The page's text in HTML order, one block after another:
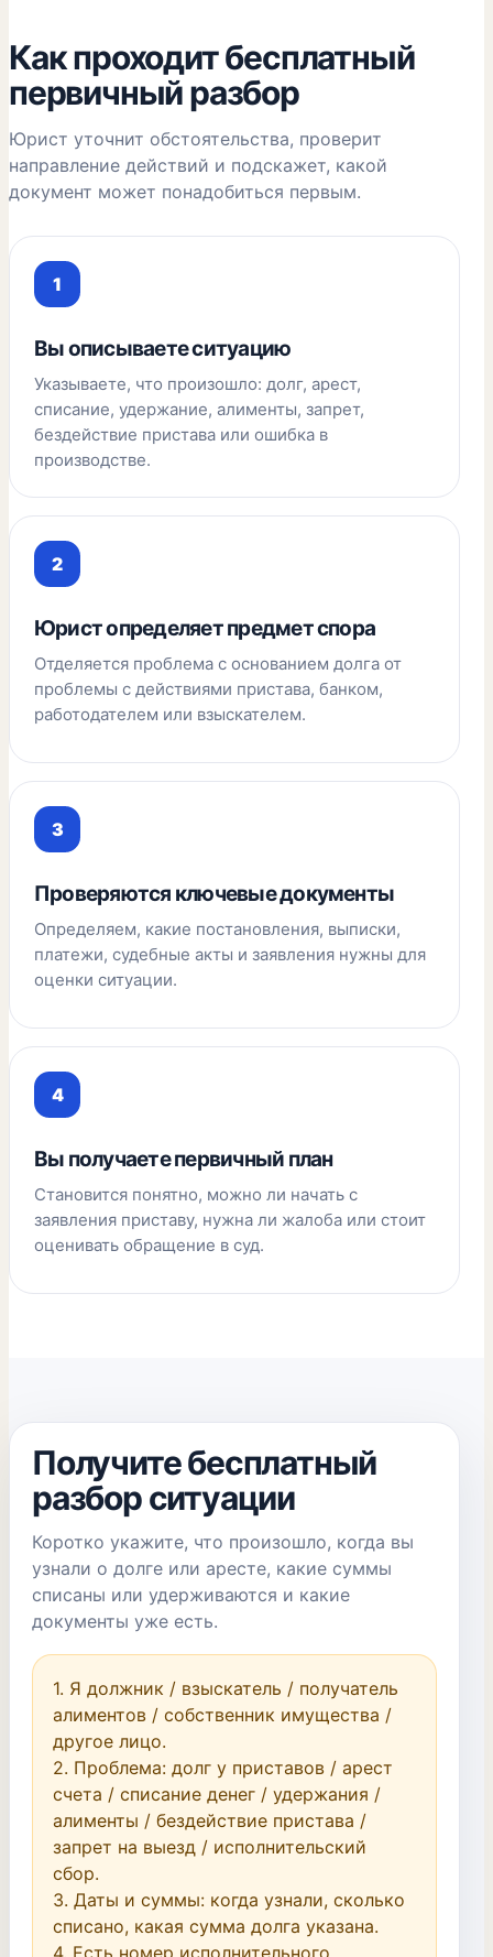
Как проходит бесплатный
первичный разбор
Юрист уточнит обстоятельства, проверит
направление действий и подскажет, какой
документ может понадобиться первым.
Вы описываете ситуацию
Указываете, что произошло: долг, арест,
списание, удержание, алименты, запрет,
бездействие пристава или ошибка в
производстве.
Юрист определяет предмет спора
Отделяется проблема с основанием долга от
проблемы с действиями пристава, банком,
работодателем или взыскателем.
Проверяются ключевые документы
Определяем, какие постановления, выписки,
платежи, судебные акты и заявления нужны для
оценки ситуации.
Вы получаете первичный план
Становится понятно, можно ли начать с
заявления приставу, нужна ли жалоба или стоит
оценивать обращение в суд.
Получите бесплатный
разбор ситуации
Коротко укажите, что произошло, когда вы
узнали о долге или аресте, какие суммы
списаны или удерживаются и какие
документы уже есть.
1. Я должник / взыскатель / получатель
алиментов / собственник имущества /
другое лицо.
2. Проблема: долг у приставов / арест
счета / списание денег / удержания /
алименты / бездействие пристава /
запрет на выезд / исполнительский
сбор.
3. Даты и суммы: когда узнали, сколько
списано, какая сумма долга указана.
4. Есть номер исполнительного